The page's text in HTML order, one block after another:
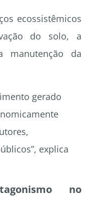
ecossistêmicos
do solo, a
manutenção da
gerado
explica
no